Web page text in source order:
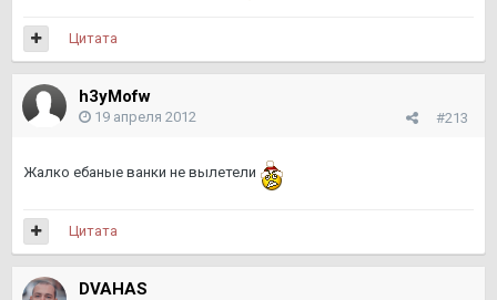
Цитата
h3yMofw
#213
19 апреля 2012
Жалко ебаные ванки не вылетели
Цитата
DVAHAS